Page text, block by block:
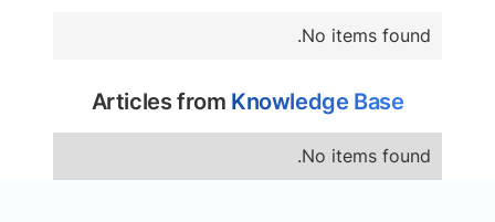
No items found.
Articles from Knowledge Base
No items found.